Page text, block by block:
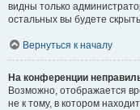
видны только
остальных вы будете
Вернуться к началу
На конференции
Возможно, отображается
не к тому, в котором